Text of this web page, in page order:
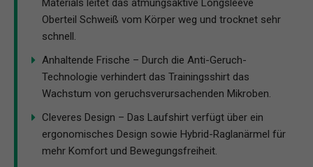
Oberteil Schweiß vom Körper weg und trocknet sehr
schnell.
Anhaltende Frische – Durch die Anti-Geruch-
Technologie verhindert das Trainingsshirt das
Wachstum von geruchsverursachenden Mikroben.
Cleveres Design – Das Laufshirt verfügt über ein
ergonomisches Design sowie Hybrid-Raglanärmel für
mehr Komfort und Bewegungsfreiheit.